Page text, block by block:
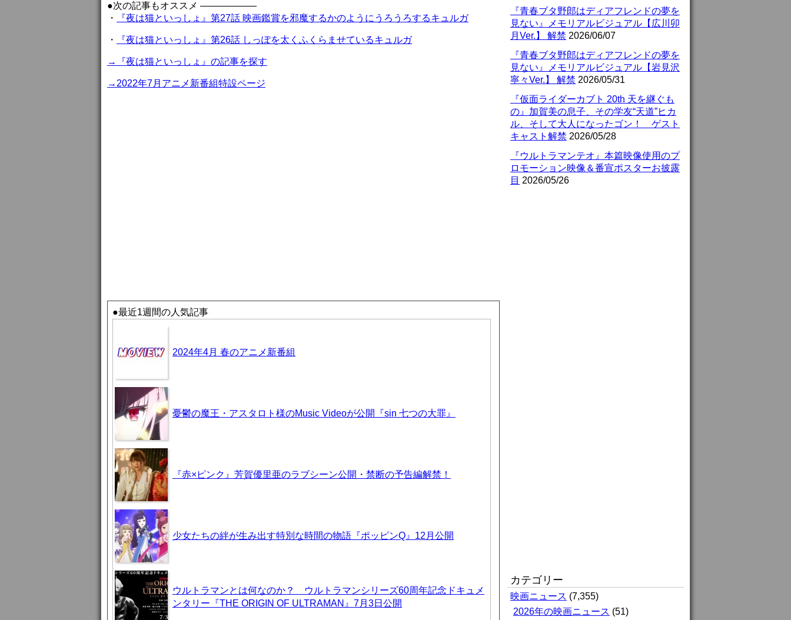
●次の記事もオススメ ——————
・
『夜は猫といっしょ』第27話 映画鑑賞を邪魔するかのようにうろうろするキュルガ
・ 『夜は猫といっしょ』第26話 しっぽを太くふくらませているキュルガ
→『夜は猫といっしょ』の記事を探す
→2022年7月アニメ新番組特設ページ
●最近1週間の人気記事
2024年4月 春のアニメ新番組
憂鬱の魔王・アスタロト様のMusic Videoが公開『sin 七つの大罪』
『赤×ピンク』芳賀優里亜のラブシーン公開・禁断の予告編解禁！
少女たちの絆が生み出す特別な時間の物語『ポッピンQ』12月公開
ウルトラマンとは何なのか？ ウルトラマンシリーズ60周年記念ドキュメ
ンタリー『THE ORIGIN OF ULTRAMAN』7月3日公開
『青春ブタ野郎はディアフレンドの夢を
見ない』メモリアルビジュアル【広川卯
月Ver.】 解禁 2026/06/07
『青春ブタ野郎はディアフレンドの夢を
見ない』メモリアルビジュアル【岩見沢
寧々Ver.】 解禁 2026/05/31
『仮面ライダーカブト 20th 天を継ぐも
の』加賀美の息子、その学友“天道”ヒカ
ル、そして大人になったゴン！ ゲスト
キャスト解禁 2026/05/28
『ウルトラマンテオ』本篇映像使用のプ
ロモーション映像＆番宣ポスターお披露
目 2026/05/26
カテゴリー
映画ニュース (7,355)
2026年の映画ニュース (51)